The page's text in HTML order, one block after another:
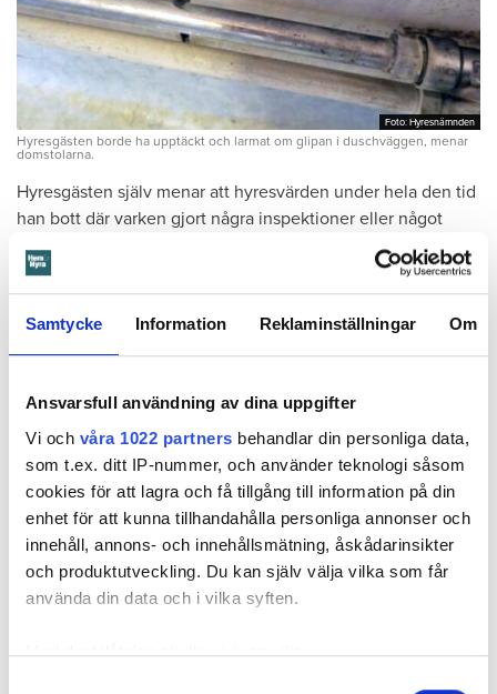
Samtycke Information Reklaminställningar Om
Ansvarsfull användning av dina uppgifter
Vi och våra 1022 partners behandlar din personliga data,
som t.ex. ditt IP-nummer, och använder teknologi såsom
cookies för att lagra och få tillgång till information på din
enhet för att kunna tillhandahålla personliga annonser och
innehåll, annons- och innehållsmätning, åskådarinsikter
och produktutveckling. Du kan själv välja vilka som får
använda din data och i vilka syften.
Med din tillåtelse skulle vi även vilja:
Foto: Hyresnämnden
Foto: Hyresnämnden
Hyresgästen borde ha upptäckt och larmat om glipan i duschväggen, menar
domstolarna.
Hyresgästen själv menar att hyresvärden under hela den tid
han bott där varken gjort några inspektioner eller något
underhåll av badrummet, och att det är anledningen till att
sprickan har kunnat uppstå. Sprickan var heller inte så lätt
att upptäcka, menar han.
Tyckte inte renovering var nödvändig
Värden har en annan uppfattning, och påpekar att företaget
redan 2024 vände sig till hyresgästen med ett erbjudande
om att renovera hela lägenheten. Men då svarade
hyresgästen att både kök och badrum var i funktionellt
skick, och att det inte fanns behov av någon renovering.
Hade hyresgästen redan då varnat om sprickan hade
skadorna inte blivit lika omfattande och dyra att åtgärda,
menar värden.
kontraktet skulle upphöra från sista januari 2026.